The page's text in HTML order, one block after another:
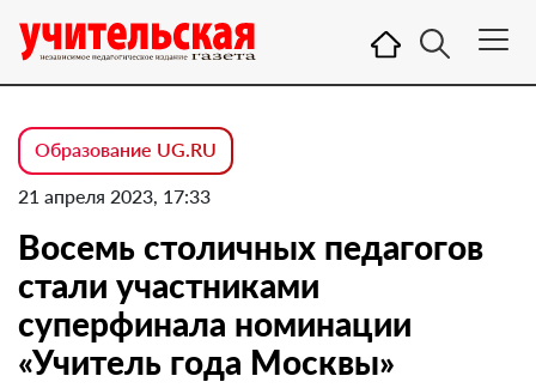
Образование UG.RU
21 апреля 2023, 17:33
Восемь столичных педагогов
стали участниками
суперфинала номинации
«Учитель года Москвы»